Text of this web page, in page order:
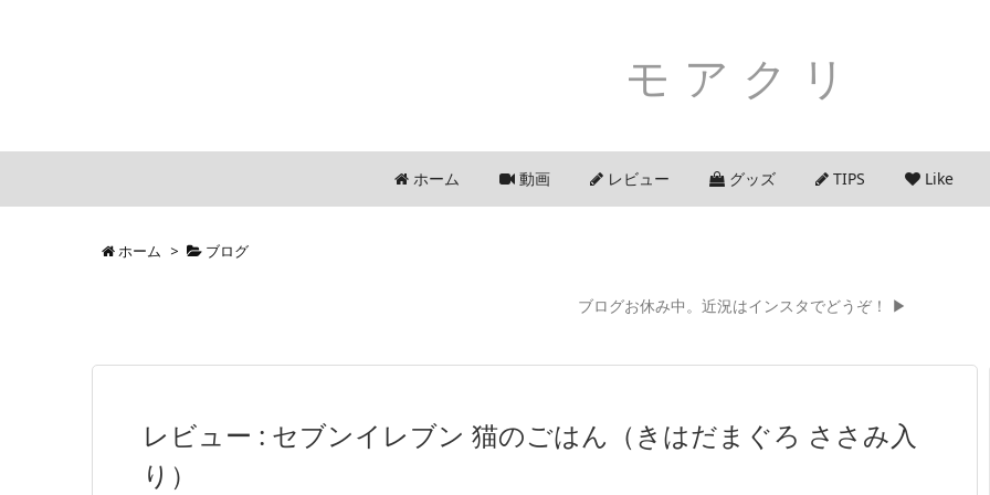
モアクリ
ホーム 動画 レビュー グッズ TIPS Like
ホーム > ブログ
ブログお休み中。近況はインスタでどうぞ！ ▶
レビュー : セブンイレブン 猫のごはん（きはだまぐろ ささみ入
り）